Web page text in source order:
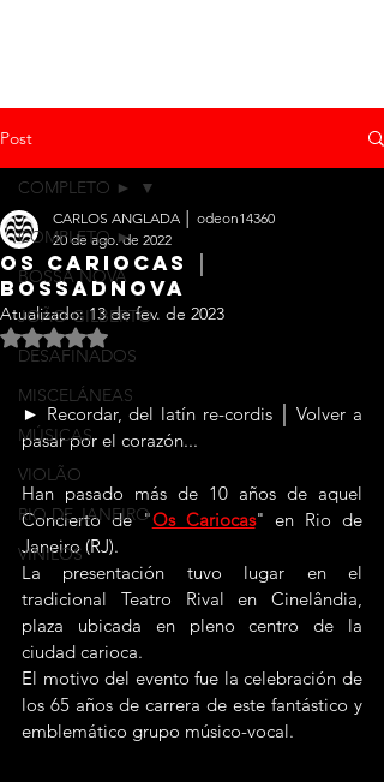
Post
COMPLETO ►
BOSSA NOVA
JOÃO GILBERTO
DESAFINADOS
MISCELÁNEAS
MÚSICAS
VIOLÃO
RIO DE JANEIRO
VINILOS
COMPLETO ►
OS CARIOCAS │
bossADNova
CARLOS ANGLADA │ odeon14360
20 de ago. de 2022
Atualizado:13 de fev. de 2023
Avaliado com NaN de 5 estrelas.
► Recordar, del latín re-cordis │ Volver a
pasar por el corazón...
Han pasado más de 10 años de aquel
Concierto de "Os Cariocas" en Rio de
Janeiro (RJ).
La presentación tuvo lugar en el
tradicional Teatro Rival en Cinelândia,
plaza ubicada en pleno centro de la
ciudad carioca.
El motivo del evento fue la celebración de
los 65 años de carrera de este fantástico y
emblemático grupo músico-vocal.